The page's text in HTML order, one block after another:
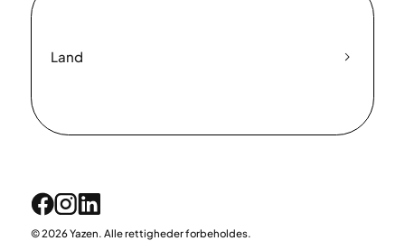
Land
© 2026 Yazen. Alle rettigheder forbeholdes.